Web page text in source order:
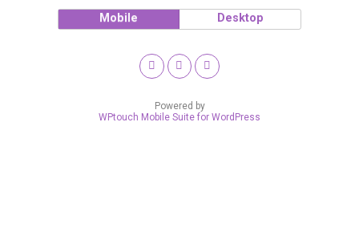
Mobile Desktop
Powered by
WPtouch Mobile Suite for WordPress